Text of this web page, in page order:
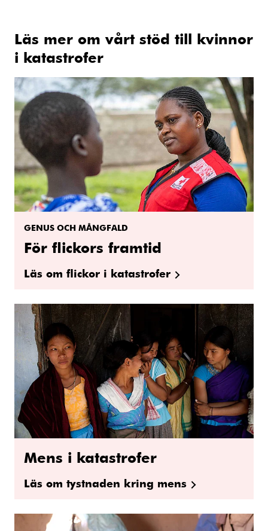
Läs mer om vårt stöd till kvinnor
i katastrofer
GENUS OCH MÅNGFALD
För flickors framtid
Läs om flickor i katastrofer
Mens i katastrofer
Läs om tystnaden kring mens